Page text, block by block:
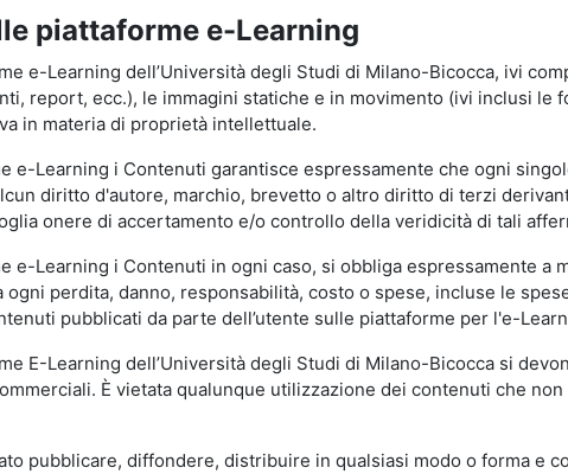
piattaforme e-Learning
e-Learning dell’Università degli Studi di Milano-Bicocca, ivi
report, ecc.), le immagini statiche e in movimento (ivi inclusi
in materia di proprietà intellettuale.
e-Learning i Contenuti garantisce espressamente che ogni
diritto d'autore, marchio, brevetto o altro diritto di terzi
onere di accertamento e/o controllo della veridicità di tali
e-Learning i Contenuti in ogni caso, si obbliga espressamente
ogni perdita, danno, responsabilità, costo o spese, incluse le
pubblicati da parte dell’utente sulle piattaforme per l'e-
E-Learning dell’Università degli Studi di Milano-Bicocca si
È vietata qualunque utilizzazione dei contenuti che
pubblicare, diffondere, distribuire in qualsiasi modo o forma e